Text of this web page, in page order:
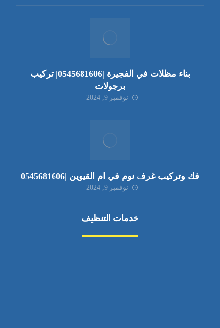
بناء مظلات في الفجيرة |0545681606| تركيب
برجولات
نوفمبر 9, 2024
فك وتركيب غرف نوم في ام القيوين |0545681606
نوفمبر 9, 2024
خدمات التنظيف